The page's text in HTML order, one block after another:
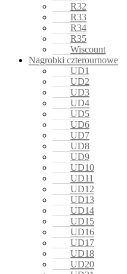
R32
R33
R34
R35
Wiscount
Nagrobki czterournowe
UD1
UD2
UD3
UD4
UD5
UD6
UD7
UD8
UD9
UD10
UD11
UD12
UD13
UD14
UD15
UD16
UD17
UD18
UD20